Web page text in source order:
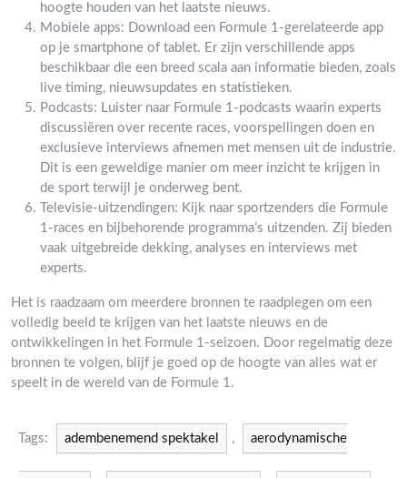
hoogte houden van het laatste nieuws.
Mobiele apps: Download een Formule 1-gerelateerde app
op je smartphone of tablet. Er zijn verschillende apps
beschikbaar die een breed scala aan informatie bieden, zoals
live timing, nieuwsupdates en statistieken.
Podcasts: Luister naar Formule 1-podcasts waarin experts
discussiëren over recente races, voorspellingen doen en
exclusieve interviews afnemen met mensen uit de industrie.
Dit is een geweldige manier om meer inzicht te krijgen in
de sport terwijl je onderweg bent.
Televisie-uitzendingen: Kijk naar sportzenders die Formule
1-races en bijbehorende programma’s uitzenden. Zij bieden
vaak uitgebreide dekking, analyses en interviews met
experts.
Het is raadzaam om meerdere bronnen te raadplegen om een
volledig beeld te krijgen van het laatste nieuws en de
ontwikkelingen in het Formule 1-seizoen. Door regelmatig deze
bronnen te volgen, blijf je goed op de hoogte van alles wat er
speelt in de wereld van de Formule 1.
Tags: adembenemend spektakel , aerodynamische